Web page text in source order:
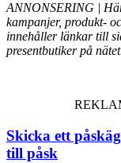
ANNONSERING |
kampanjer, produkt-
innehåller länkar till
presentbutiker på
Skicka ett
till påsk